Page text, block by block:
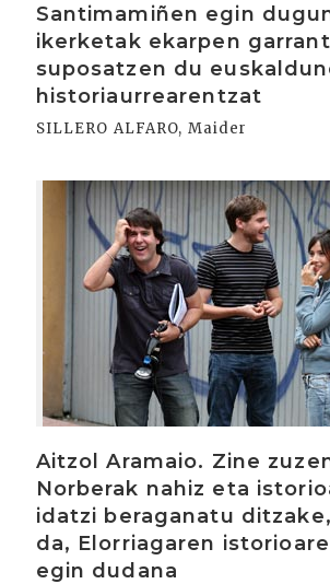
Santimamiñen egin
ikerketak ekarpen
suposatzen du
historiaurrearentzat
SILLERO ALFARO, Maider
Aitzol Aramaio. Zine
Norberak nahiz eta
idatzi beraganatu
da, Elorriagaren
egin dudana
Irakurri